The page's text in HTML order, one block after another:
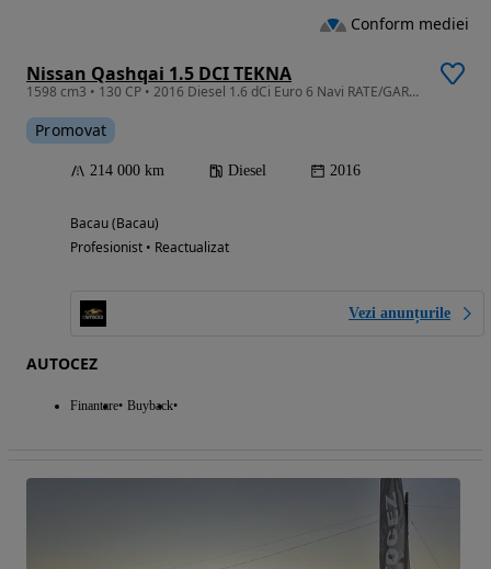
Nissan Qashqai 1.5 DCI TEKNA
1598 cm3 • 130 CP • 2016 Diesel 1.6 dCi Euro 6 Navi RATE/GARANTIE
Promovat
214 000 km Diesel 2016
Bacau (Bacau)
Profesionist • Reactualizat
Vezi anunțurile
AUTOCEZ
Finantare Buyback
Conform mediei